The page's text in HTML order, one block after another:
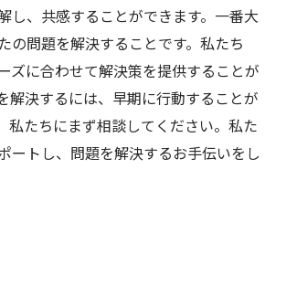
し、共感することができます。一番大
の問題を解決することです。私たち
ズに合わせて解決策を提供することが
解決するには、早期に行動することが
私たちにまず相談してください。私た
ートし、問題を解決するお手伝いをし